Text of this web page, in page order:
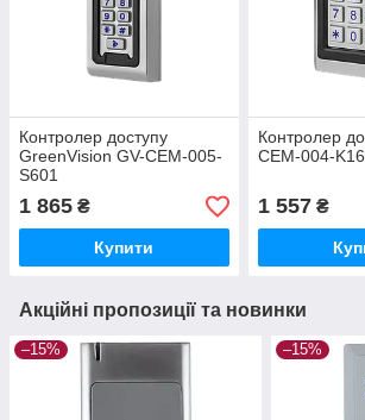
Контролер доступу
GreenVision GV-CEM-005-
S601
1 865 ₴
Купити
Контролер
CEM-004-K16
1 557₴
Акційні пропозиції та новинки
–15% –15%